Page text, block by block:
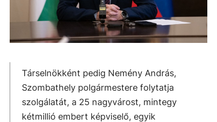
Társelnökként pedig Nemény András,
Szombathely polgármestere folytatja
szolgálatát, a 25 nagyvárost, mintegy
kétmillió embert képviselő, egyik